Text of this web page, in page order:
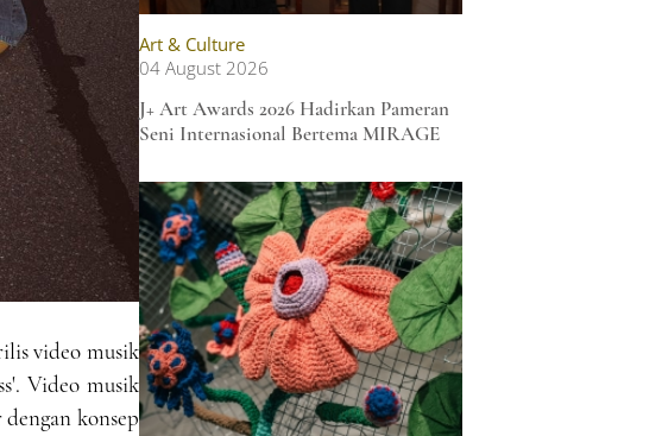
video musik
Video musik
konsep
Art & Culture
04 August 2026
J+ Art Awards 2026 Hadirkan Pameran
Seni Internasional Bertema MIRAGE